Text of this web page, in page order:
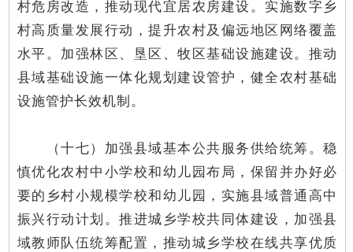
村危房改造，推动现代宜居农房建设。实施数字乡
村高质量发展行动，提升农村及偏远地区网络覆盖
水平。加强林区、垦区、牧区基础设施建设。推动
县域基础设施一体化规划建设管护，健全农村基础
设施管护长效机制。
（十七）加强县域基本公共服务供给统筹。稳
慎优化农村中小学校和幼儿园布局，保留并办好必
要的乡村小规模学校和幼儿园，实施县域普通高中
振兴行动计划。推进城乡学校共同体建设，加强县
域教师队伍统筹配置，推动城乡学校在线共享优质